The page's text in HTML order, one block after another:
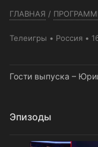
ГЛАВНАЯ /
Телеигры Россия
Гости выпуска –
Эпизоды
1 выпуск